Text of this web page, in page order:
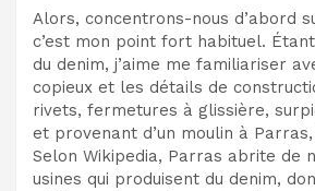
Alors, concentrons-nous d’abord
c’est mon point fort habituel.
du denim, j’aime me familiariser
copieux et les détails de
rivets, fermetures à glissière,
et provenant d’un moulin à Parras,
Selon Wikipedia, Parras abrite de
usines qui produisent du denim,